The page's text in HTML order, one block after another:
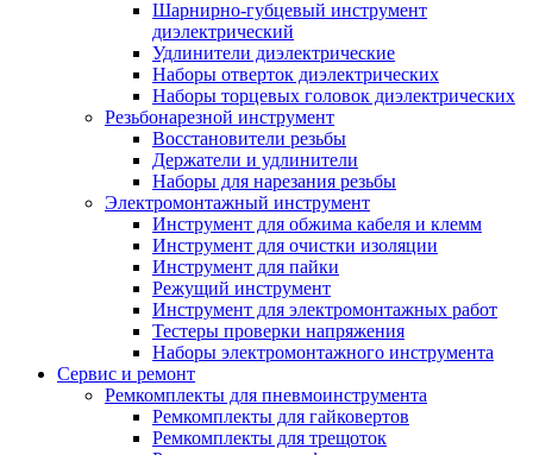
Шарнирно-губцевый инструмент
диэлектрический
Удлинители диэлектрические
Наборы отверток диэлектрических
Наборы торцевых головок диэлектрических
Резьбонарезной инструмент
Восстановители резьбы
Держатели и удлинители
Наборы для нарезания резьбы
Электромонтажный инструмент
Инструмент для обжима кабеля и клемм
Инструмент для очистки изоляции
Инструмент для пайки
Режущий инструмент
Инструмент для электромонтажных работ
Тестеры проверки напряжения
Наборы электромонтажного инструмента
Сервис и ремонт
Ремкомплекты для пневмоинструмента
Ремкомплекты для гайковертов
Ремкомплекты для трещоток